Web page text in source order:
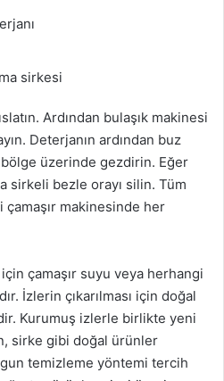
sirkesi
Ardından bulaşık makinesi
Deterjanın ardından buz
bölge üzerinde gezdirin. Eğer
sirkeli bezle orayı silin. Tüm
makinesinde her
çamaşır suyu veya herhangi
İzlerin çıkarılması için doğal
Kurumuş izlerle birlikte yeni
sirke gibi doğal ürünler
temizleme yöntemi tercih